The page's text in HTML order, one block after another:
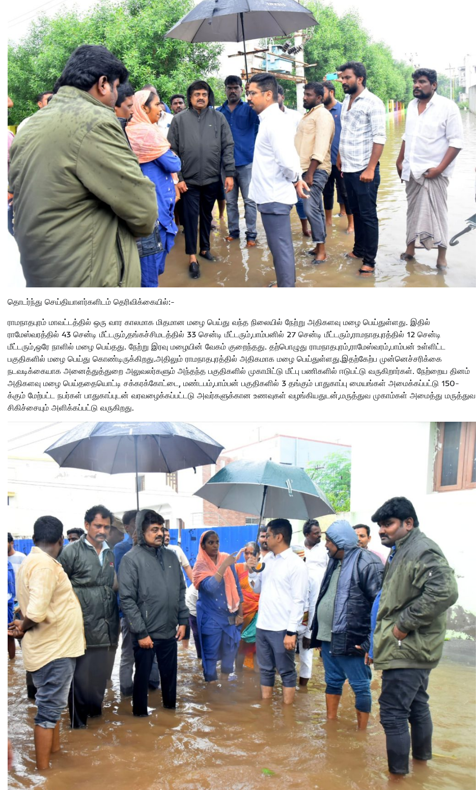
தொடர்ந்து செய்தியாளர்களிடம் தெரிவிக்கையில்:-
ராமநாதபுரம் மாவட்டத்தில் ஒரு வார காலமாக மிதமான மழை பெய்து வந்த நிலையில் நேற்று அதிகளவு மழை பெய்துள்ளது. இதில்
ராமேஸ்வரத்தில் 43 சென்டி மீட்டரும்,தங்கச்சிமடத்தில் 33 சென்டி மீட்டரும்,பாம்பனில் 27 சென்டி மீட்டரும்,ராமநாதபுரத்தில் 12 சென்டி
மீட்டரும்,ஒரே நாளில் மழை பெய்தது. நேற்று இரவு மழையின் வேகம் குறைந்தது. தற்பொழுது ராமநாதபுரம்,ராமேஸ்வரம்,பாம்பன் உள்ளிட்ட
பகுதிகளில் மழை பெய்து கொண்டிருக்கிறது.அதிலும் ராமநாதபுரத்தில் அதிகமாக மழை பெய்துள்ளது.இதற்கேற்ப முன்னெச்சரிக்கை
நடவடிக்கையாக அனைத்துத்துறை அலுவலர்களும் அந்தந்த பகுதிகளில் முகாமிட்டு மீட்பு பணிகளில் ஈடுபட்டு வருகிறார்கள். நேற்றைய தினம்
அதிகளவு மழை பெய்ததையொட்டி சக்கரக்கோட்டை, மண்டபம்,பாம்பன் பகுதிகளில் 3 தங்கும் பாதுகாப்பு மையங்கள் அமைக்கப்பட்டு 150-
க்கும் மேற்பட்ட நபர்கள் பாதுகாப்புடன் வரவழைக்கப்பட்டடு அவர்களுக்கான உணவுகள் வழங்கியதுடன்,மருத்துவ முகாம்கள் அமைத்து மருத்துவ
சிகிச்சையும் அளிக்கப்பட்டு வருகிறது.